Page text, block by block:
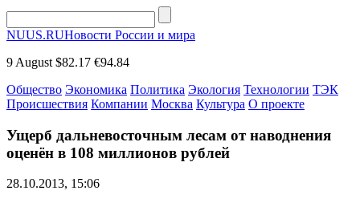
NUUS.RUНовости России и мира
9 August $82.17 €94.84
Общество Экономика Политика Экология Технологии ТЭК
Происшествия Компании Москва Культура О проекте
Ущерб дальневосточным лесам от наводнения
оценён в 108 миллионов рублей
28.10.2013, 15:06